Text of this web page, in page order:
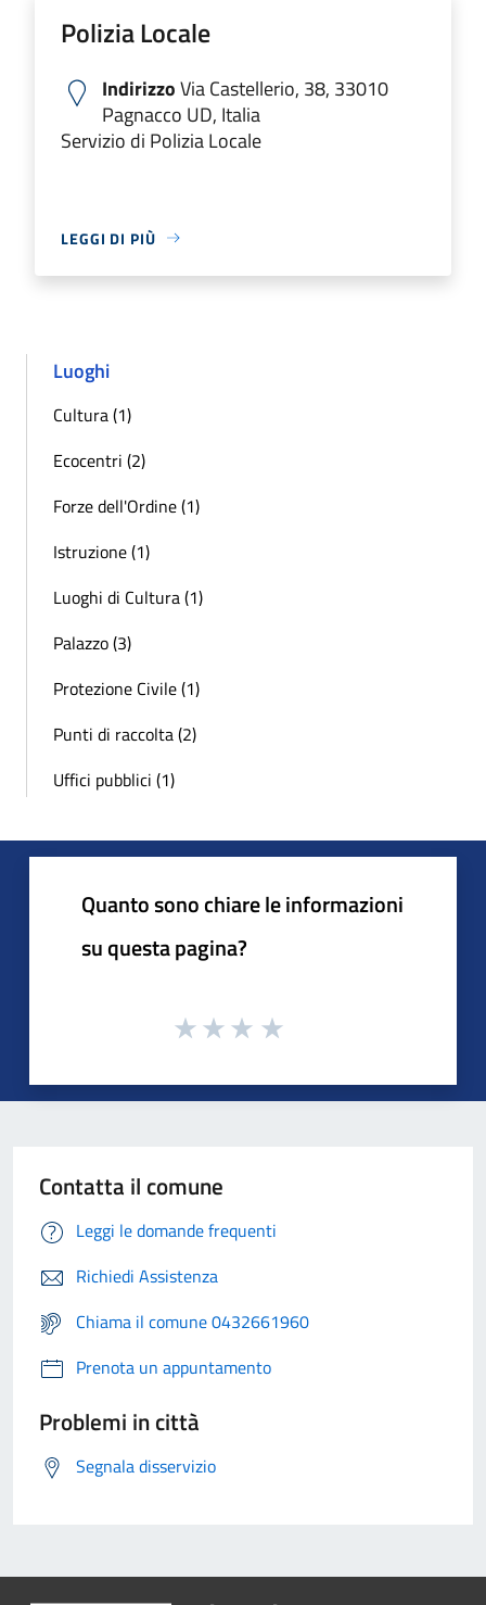
Polizia Locale
IndirizzoVia Castellerio, 38, 33010
Pagnacco UD, Italia
Servizio di Polizia Locale
LEGGI DI PIÙ
Luoghi
Cultura (1)
Ecocentri (2)
Forze dell'Ordine (1)
Istruzione (1)
Luoghi di Cultura (1)
Palazzo (3)
Protezione Civile (1)
Punti di raccolta (2)
Uffici pubblici (1)
Quanto sono chiare le informazioni
su questa pagina?
Contatta il comune
Leggi le domande frequenti
Richiedi Assistenza
Chiama il comune 0432661960
Prenota un appuntamento
Problemi in città
Segnala disservizio